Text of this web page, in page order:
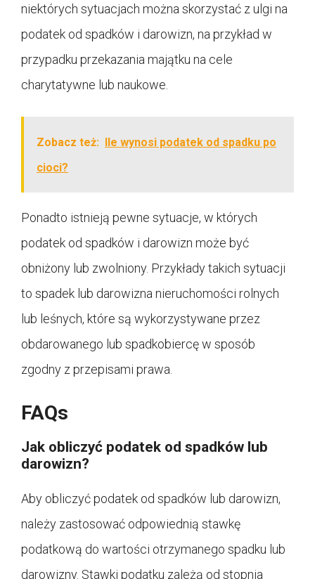
niektórych sytuacjach można skorzystać z ulgi na
podatek od spadków i darowizn, na przykład w
przypadku przekazania majątku na cele
charytatywne lub naukowe.
Zobacz też: Ile wynosi podatek od spadku po
cioci?
Ponadto istnieją pewne sytuacje, w których
podatek od spadków i darowizn może być
obniżony lub zwolniony. Przykłady takich sytuacji
to spadek lub darowizna nieruchomości rolnych
lub leśnych, które są wykorzystywane przez
obdarowanego lub spadkobiercę w sposób
zgodny z przepisami prawa.
FAQs
Jak obliczyć podatek od spadków lub
darowizn?
Aby obliczyć podatek od spadków lub darowizn,
należy zastosować odpowiednią stawkę
podatkową do wartości otrzymanego spadku lub
darowizny. Stawki podatku zależą od stopnia